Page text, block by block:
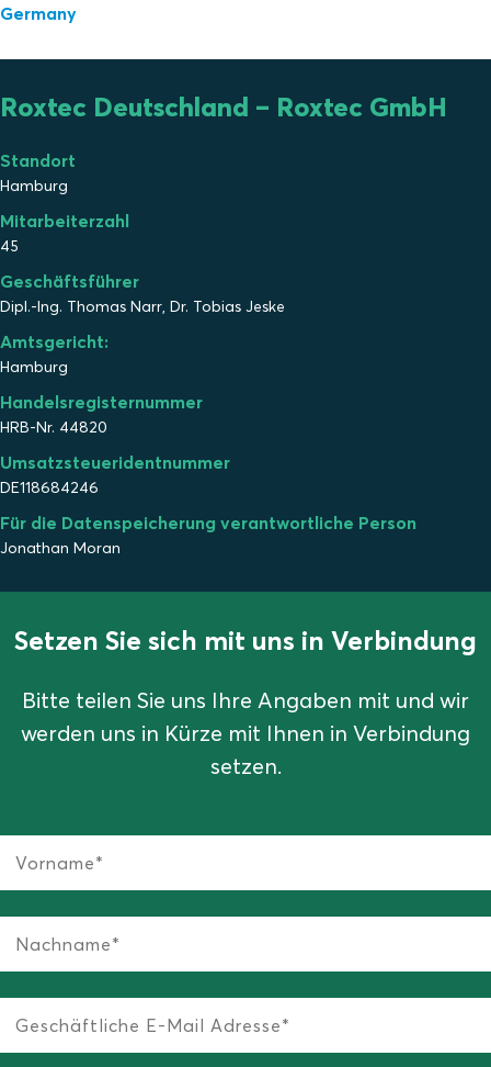
Germany
Roxtec Deutschland – Roxtec GmbH
Standort
Hamburg
Mitarbeiterzahl
45
Geschäftsführer
Dipl.-Ing. Thomas Narr, Dr. Tobias Jeske
Amtsgericht:
Hamburg
Handelsregisternummer
HRB-Nr. 44820
Umsatzsteueridentnummer
DE118684246
Für die Datenspeicherung verantwortliche Person
Jonathan Moran
Setzen Sie sich mit uns in Verbindung
Bitte teilen Sie uns Ihre Angaben mit und wir
werden uns in Kürze mit Ihnen in Verbindung
setzen.